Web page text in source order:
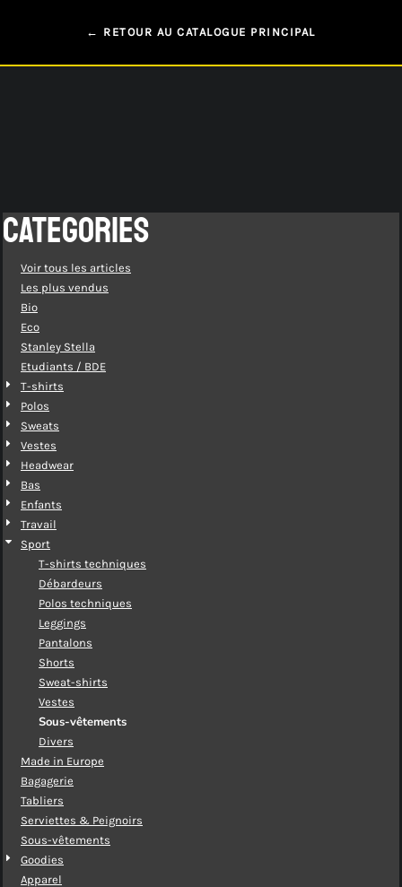
← RETOUR AU CATALOGUE PRINCIPAL
CATEGORIES
Voir tous les articles
Les plus vendus
Bio
Eco
Stanley Stella
Etudiants / BDE
T-shirts
Polos
Sweats
Vestes
Headwear
Bas
Enfants
Travail
Sport
T-shirts techniques
Débardeurs
Polos techniques
Leggings
Pantalons
Shorts
Sweat-shirts
Vestes
Sous-vêtements
Divers
Made in Europe
Bagagerie
Tabliers
Serviettes & Peignoirs
Sous-vêtements
Goodies
Apparel